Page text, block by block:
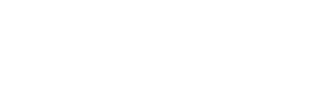
Pesisir
seiring dengan pengembangan kawasan.